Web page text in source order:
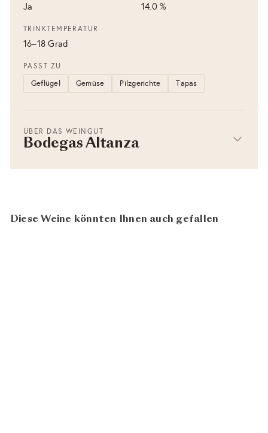
Ja 14.0 %
TRINKTEMPERATUR
16–18 Grad
PASST ZU
Geflügel Gemüse Pilzgerichte Tapas
ÜBER DAS WEINGUT
Bodegas Altanza
Diese Weine könnten Ihnen auch gefallen